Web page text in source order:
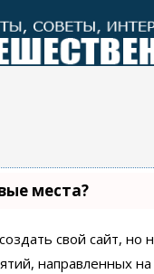
места?
свой сайт,
направленных